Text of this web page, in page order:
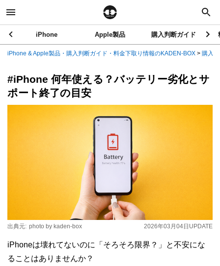
iPhone Apple製品 購入判断ガイド
iPhone & Apple製品・購入判断ガイド・料金下取り情報のKADEN-BOX > 購入
#iPhone 何年使える？バッテリー劣化とサ
ポート終了の目安
2026年03月04日 UPDATE
出典元: photo by kaden-box
iPhoneは壊れてないのに「そろそろ限界？」と不安にな
ることはありませんか？